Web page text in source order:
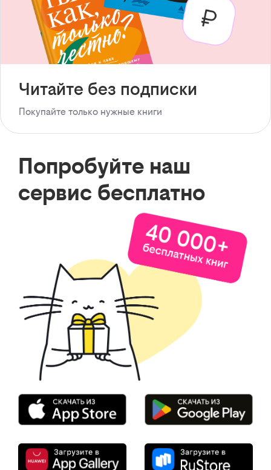
Читайте без подписки
Покупайте только нужные книги
Попробуйте наш
сервис бесплатно